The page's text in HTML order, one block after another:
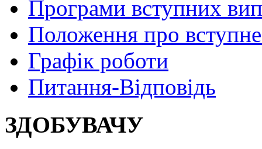
Програми вступних
Положення про
Графік роботи
Питання-Відповідь
ЗДОБУВАЧУ